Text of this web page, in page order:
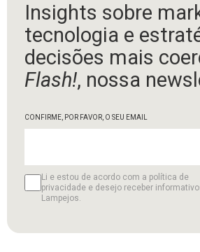
Insights sobre
tecnologia e
decisões mais
Flash!, nossa
CONFIRME, POR FAVOR, O SEU EMAIL
Li e estou de acordo com a política de
privacidade e desejo receber
Lampejos.